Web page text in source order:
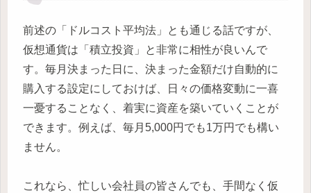
前述の「ドルコスト平均法」とも通じる話ですが、
仮想通貨は「積立投資」と非常に相性が良いんで
す。毎月決まった日に、決まった金額だけ自動的に
購入する設定にしておけば、日々の価格変動に一喜
一憂することなく、着実に資産を築いていくことが
できます。例えば、毎月5,000円でも1万円でも構い
ません。
これなら、忙しい会社員の皆さんでも、手間なく仮